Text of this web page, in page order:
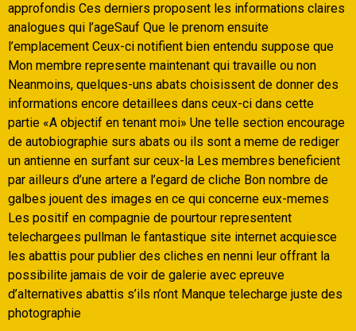
approfondis Ces derniers proposent les informations claires
analogues qui l’ageSauf Que le prenom ensuite
l’emplacement Ceux-ci notifient bien entendu suppose que
Mon membre represente maintenant qui travaille ou non
Neanmoins, quelques-uns abats choisissent de donner des
informations encore detaillees dans ceux-ci dans cette
partie «A objectif en tenant moi» Une telle section encourage
de autobiographie surs abats ou ils sont a meme de rediger
un antienne en surfant sur ceux-la Les membres beneficient
par ailleurs d’une artere a l’egard de cliche Bon nombre de
galbes jouent des images en ce qui concerne eux-memes
Les positif en compagnie de pourtour representent
telechargees pullman le fantastique site internet acquiesce
les abattis pour publier des cliches en nenni leur offrant la
possibilite jamais de voir de galerie avec epreuve
d’alternatives abattis s’ils n’ont Manque telecharge juste des
photographie